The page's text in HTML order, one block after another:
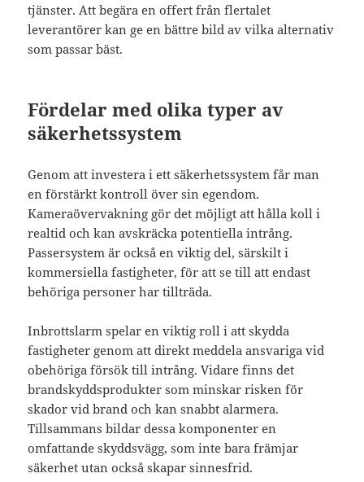
tjänster. Att begära en offert från flertalet
leverantörer kan ge en bättre bild av vilka alternativ
som passar bäst.
Fördelar med olika typer av
säkerhetssystem
Genom att investera i ett säkerhetssystem får man
en förstärkt kontroll över sin egendom.
Kameraövervakning gör det möjligt att hålla koll i
realtid och kan avskräcka potentiella intrång.
Passersystem är också en viktig del, särskilt i
kommersiella fastigheter, för att se till att endast
behöriga personer har tillträda.
Inbrottslarm spelar en viktig roll i att skydda
fastigheter genom att direkt meddela ansvariga vid
obehöriga försök till intrång. Vidare finns det
brandskyddsprodukter som minskar risken för
skador vid brand och kan snabbt alarmera.
Tillsammans bildar dessa komponenter en
omfattande skyddsvägg, som inte bara främjar
säkerhet utan också skapar sinnesfrid.